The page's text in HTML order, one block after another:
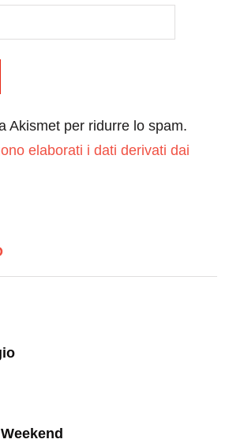
Akismet per ridurre lo spam.
elaborati i dati derivati dai